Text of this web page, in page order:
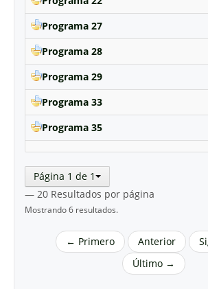
Programa 27
Programa 28
Programa 29
Programa 33
Programa 35
Página 1 de 1
— 20 Resultados por página
Mostrando 6 resultados.
← Primero Anterior
Último →